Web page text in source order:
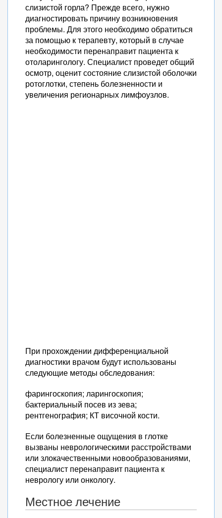
слизистой горла? Прежде всего, нужно
диагностировать причину возникновения
проблемы. Для этого необходимо обратиться
за помощью к терапевту, который в случае
необходимости перенаправит пациента к
отоларингологу. Специалист проведет общий
осмотр, оценит состояние слизистой оболочки
ротоглотки, степень болезненности и
увеличения регионарных лимфоузлов.
При прохождении дифференциальной
диагностики врачом будут использованы
следующие методы обследования:
фарингоскопия; ларингоскопия;
бактериальный посев из зева;
рентгенография; КТ височной кости.
Если болезненные ощущения в глотке
вызваны неврологическими расстройствами
или злокачественными новообразованиями,
специалист перенаправит пациента к
неврологу или онкологу.
Местное лечение